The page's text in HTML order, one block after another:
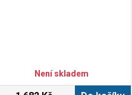
Není skladem